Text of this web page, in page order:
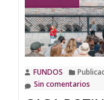
su
con
en
FUNDOS
Sin comentarios